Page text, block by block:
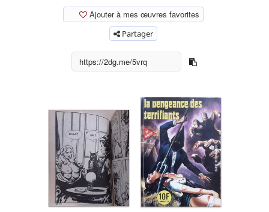
Ajouter à mes œuvres favorites
Partager